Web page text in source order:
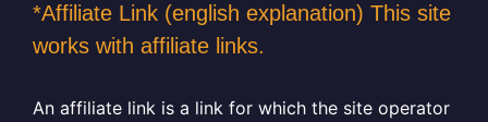
*Affiliate Link (english explanation) This site
works with affiliate links.
An affiliate link is a link for which the site operator